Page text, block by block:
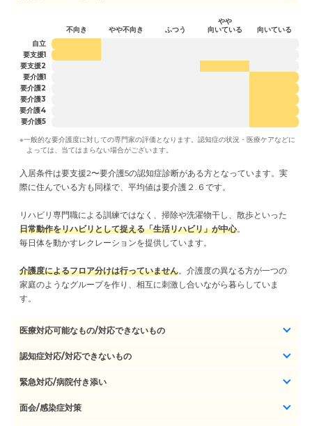
不向き やや不向き ふつう
やや
向いている
向いている
自立
要支援1
要支援2
要介護1
要介護2
要介護3
要介護4
要介護5
※一般的な要介護度に対しての専門家の評価となります。認知症の状況・医療ケアなどに
よっては、当てはまらない場合がございます。
入居条件は要支援2〜要介護5の認知症診断がある方となっています。実
際に住んでいる方も同様で、平均値は要介護２.６です。
リハビリ専門職による訓練ではなく、掃除や洗濯物干し、散歩といった
日常動作をリハビリとして捉える「生活リハビリ」が中心。
毎日体を動かすレクレーションを提供しています。
介護度によるフロア分けは行っていません。介護度の異なる方が一つの
家庭のようなグループを作り、相互に刺激し合いながら暮らしていま
す。
医療対応可能なもの/対応できないもの
認知症対応/対応できないもの
緊急対応/病院付き添い
面会/感染症対策